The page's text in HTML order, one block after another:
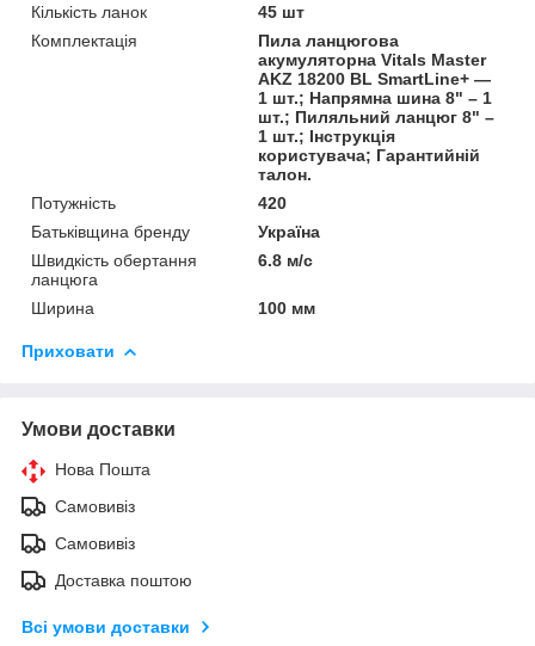
Кількість ланок
45 шт
Комплектація
Пила ланцюгова
акумуляторна Vitals Master
AKZ 18200 BL SmartLine+ —
1 шт.; Напрямна шина 8" – 1
шт.; Пиляльний ланцюг 8" –
1 шт.; Інструкція
користувача; Гарантийній
талон.
Потужність
420
Батьківщина бренду
Україна
Швидкість обертання
ланцюга
6.8 м/с
Ширина 100 мм
Приховати
Умови доставки
Нова Пошта
Самовивіз
Самовивіз
Доставка поштою
Всі умови доставки